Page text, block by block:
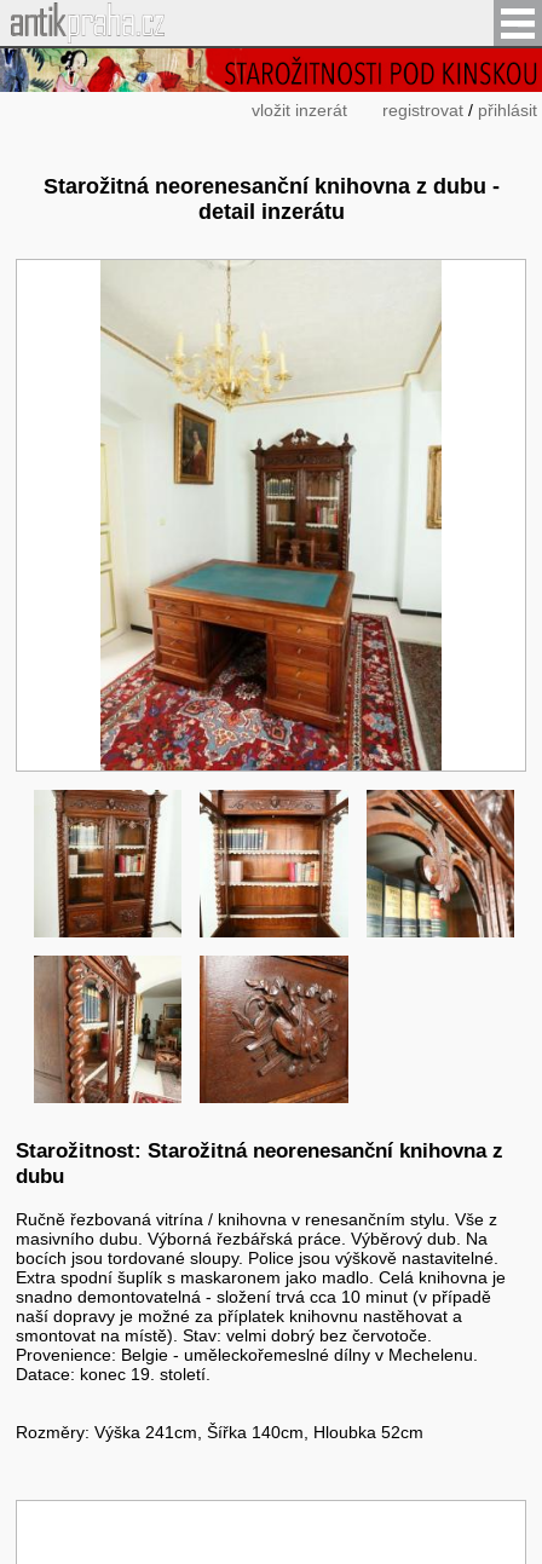
vložit inzerát registrovat/ přihlásit
Starožitná neorenesanční knihovna z dubu -
detail inzerátu
Starožitnost: Starožitná neorenesanční knihovna z
dubu
Ručně řezbovaná vitrína / knihovna v renesančním stylu. Vše z
masivního dubu. Výborná řezbářská práce. Výběrový dub. Na
bocích jsou tordované sloupy. Police jsou výškově nastavitelné.
Extra spodní šuplík s maskaronem jako madlo. Celá knihovna je
snadno demontovatelná - složení trvá cca 10 minut (v případě
naší dopravy je možné za příplatek knihovnu nastěhovat a
smontovat na místě). Stav: velmi dobrý bez červotoče.
Provenience: Belgie - uměleckořemeslné dílny v Mechelenu.
Datace: konec 19. století.
Rozměry: Výška 241cm, Šířka 140cm, Hloubka 52cm